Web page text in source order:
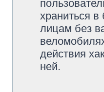
храниться
лицам без
действия
ней.